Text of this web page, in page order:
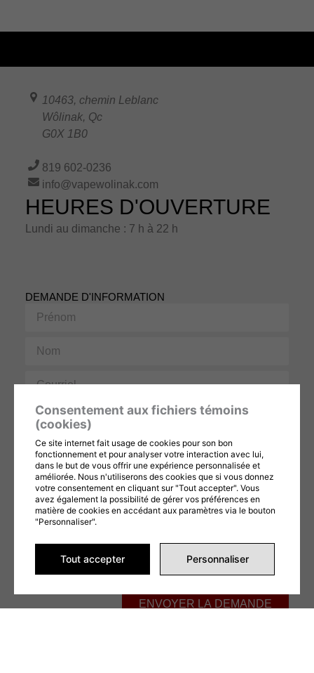
10463, chemin Leblanc
Wôlinak, Qc
G0X 1B0
819 602-0236
info@vapewolinak.com
HEURES D'OUVERTURE
Lundi au dimanche : 7 h à 22 h
DEMANDE D'INFORMATION
Prénom
Téléphone
Message
Conditions d'utilisationde Google s'appliquent. En remplissant ce formulaire,
vous consentez à partager vos informations conformément à nosConditions
d'utilisationetpolitique de confidentialité
ENVOYER LA DEMANDE
Consentement aux fichiers témoins
(cookies)
Ce site internet fait usage de cookies pour son bon
fonctionnement et pour analyser votre interaction avec lui,
dans le but de vous offrir une expérience personnalisée et
améliorée. Nous n'utiliserons des cookies que si vous donnez
votre consentement en cliquant sur "Tout accepter". Vous
avez également la possibilité de gérer vos préférences en
matière de cookies en accédant aux paramètres via le bouton
"Personnaliser".
Tout accepter Personnaliser